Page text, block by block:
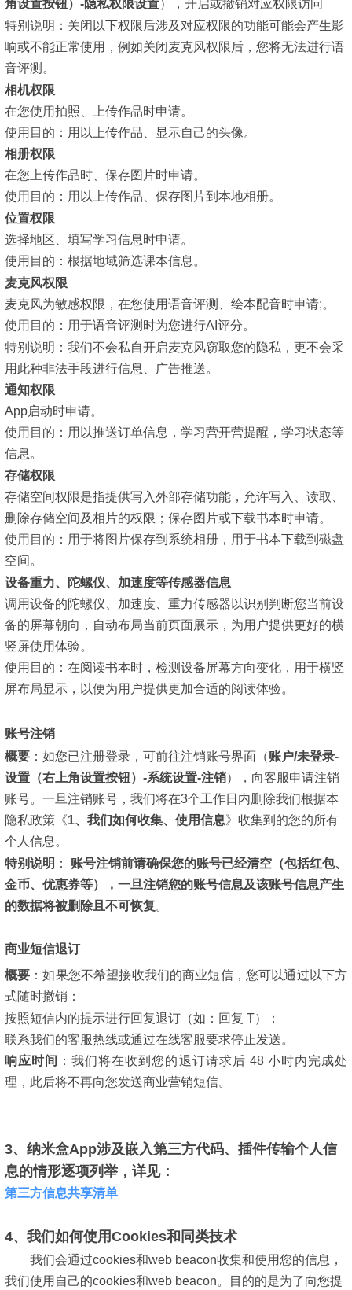
角设置按钮）-隐私权限设置）
，开启或撤销对应权限访问
特别说明： 关闭以下权限后涉及对应权限的功能可能会产生影
响或不能正常使用，例如关闭麦克风权限后，您将无法进行语
音评测。
相机权限
在您使用拍照、上传作品时申请。
使用目的： 用以上传作品、显示自己的头像。
相册权限
在您上传作品时、保存图片时申请。
使用目的： 用以上传作品、保存图片到本地相册。
位置权限
选择地区、填写学习信息时申请。
使用目的： 根据地域筛选课本信息。
麦克风权限
麦克风为敏感权限，在您使用语音评测、绘本配音时申请;。
使用目的： 用于语音评测时为您进行AI评分。
特别说明： 我们不会私自开启麦克风窃取您的隐私，更不会采
用此种非法手段进行信息、广告推送。
通知权限
App启动时申请。
使用目的： 用以推送订单信息，学习营开营提醒，学习状态等
信息。
存储权限
存储空间权限是指提供写入外部存储功能，允许写入、读取、
删除存储空间及相片的权限；保存图片或下载书本时申请。
使用目的： 用于将图片保存到系统相册，用于书本下载到磁盘
空间。
设备重力、陀螺仪、加速度等传感器信息
调用设备的陀螺仪、加速度、重力传感器以识别判断您当前设
备的屏幕朝向，自动布局当前页面展示，为用户提供更好的横
竖屏使用体验。
使用目的： 在阅读书本时，检测设备屏幕方向变化，用于横竖
屏布局显示，以便为用户提供更加合适的阅读体验。
账号注销
概要 ： 如您已注册登录，可前往注销账号界面 （账户/未登录-
设置（右上角设置按钮）-系统设置-注销）
，向客服申请注销
账号。一旦注销账号，我们将在3个工作日内删除我们根据本
隐私政策 《1、我们如何收集、使用信息》 收集到的您的所有
个人信息。
特别说明 ：
账号注销前请确保您的账号已经清空（包括红包、
金币、优惠券等），一旦注销您的账号信息及该账号信息产生
的数据将被删除且不可恢复。
商业短信退订
概要 ：如果您不希望接收我们的商业短信，您可以通过以下方
式随时撤销：
按照短信内的提示进行回复退订（如：回复 T）；
联系我们的客服热线或通过在线客服要求停止发送。
响应时间 ：我们将在收到您的退订请求后 48 小时内完成处
理，此后将不再向您发送商业营销短信。
3、纳米盒App涉及嵌入第三方代码、插件传输个人信
息的情形逐项列举，详见：
第三方信息共享清单
4、我们如何使用Cookies和同类技术
我们会通过cookies和web beacon收集和使用您的信息，
我们使用自己的cookies和web beacon。目的的是为了向您提